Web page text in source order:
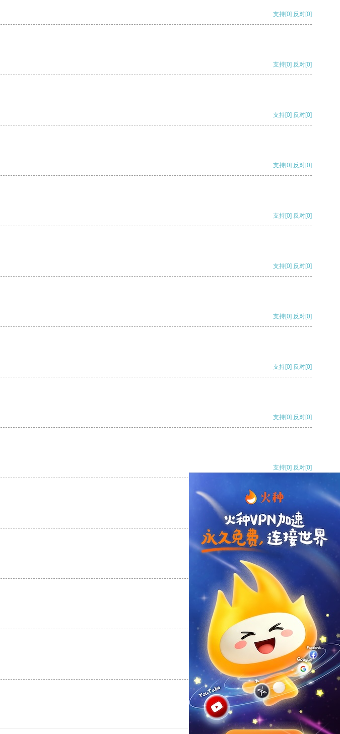
支持[0] 反对[0]
支持[0] 反对[0]
支持[0] 反对[0]
支持[0] 反对[0]
支持[0] 反对[0]
支持[0] 反对[0]
支持[0] 反对[0]
支持[0] 反对[0]
支持[0] 反对[0]
支持[0] 反对[0]
支持[0] 反对
支持
反对 [0]
支持[0] 反对[0]